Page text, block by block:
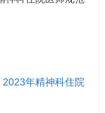
年精神科住院